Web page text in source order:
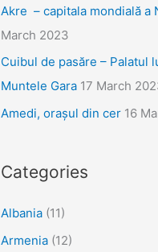
Akre – capitala mondială a
March 2023
Cuibul de pasăre – Palatul
Muntele Gara 17 March
Amedi, orașul din cer 16
Categories
Albania(11)
Armenia(12)